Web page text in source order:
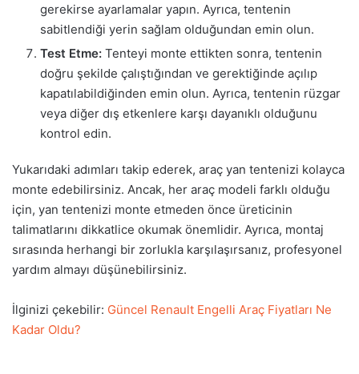
gerekirse ayarlamalar yapın. Ayrıca, tentenin
sabitlendiği yerin sağlam olduğundan emin olun.
Test Etme: Tenteyi monte ettikten sonra, tentenin
doğru şekilde çalıştığından ve gerektiğinde açılıp
kapatılabildiğinden emin olun. Ayrıca, tentenin rüzgar
veya diğer dış etkenlere karşı dayanıklı olduğunu
kontrol edin.
Yukarıdaki adımları takip ederek, araç yan tentenizi kolayca
monte edebilirsiniz. Ancak, her araç modeli farklı olduğu
için, yan tentenizi monte etmeden önce üreticinin
talimatlarını dikkatlice okumak önemlidir. Ayrıca, montaj
sırasında herhangi bir zorlukla karşılaşırsanız, profesyonel
yardım almayı düşünebilirsiniz.
İlginizi çekebilir: Güncel Renault Engelli Araç Fiyatları Ne
Kadar Oldu?